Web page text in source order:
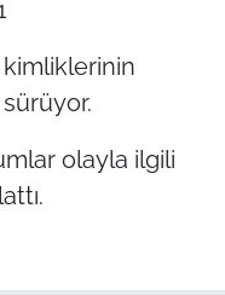
kimliklerinin
olayla ilgili